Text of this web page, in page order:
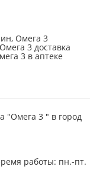
Омега 3
3 доставка
3 в аптеке
"Омега 3 " в город
работы: пн.-пт.